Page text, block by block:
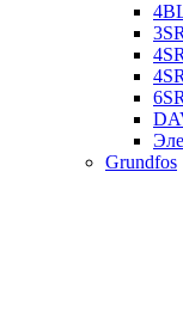
3SR
4SR
6SR
Grundfos